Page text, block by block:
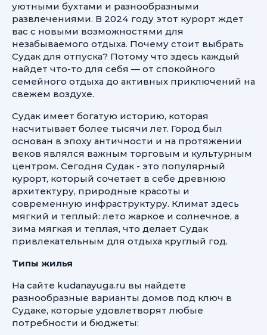
уютными бухтами и разнообразными
развлечениями. В 2024 году этот курорт ждет
вас с новыми возможностями для
незабываемого отдыха. Почему стоит выбрать
Судак для отпуска? Потому что здесь каждый
найдет что-то для себя — от спокойного
семейного отдыха до активных приключений на
свежем воздухе.
Судак имеет богатую историю, которая
насчитывает более тысячи лет. Город был
основан в эпоху античности и на протяжении
веков являлся важным торговым и культурным
центром. Сегодня Судак - это популярный
курорт, который сочетает в себе древнюю
архитектуру, природные красоты и
современную инфраструктуру. Климат здесь
мягкий и теплый: лето жаркое и солнечное, а
зима мягкая и теплая, что делает Судак
привлекательным для отдыха круглый год.
Типы жилья
На сайте kudanayuga.ru вы найдете
разнообразные варианты домов под ключ в
Судаке, которые удовлетворят любые
потребности и бюджеты: